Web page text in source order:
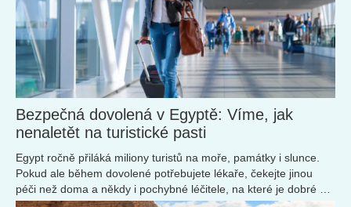
Bezpečná dovolená v Egyptě: Víme, jak
nenaletět na turistické pasti
Egypt ročně přiláká miliony turistů na moře, památky i slunce.
Pokud ale během dovolené potřebujete lékaře, čekejte jinou
péči než doma a někdy i pochybné léčitele, na které je dobré si